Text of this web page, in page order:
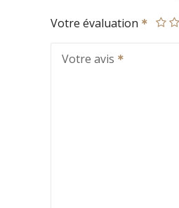
Votre évaluation
Votre avis